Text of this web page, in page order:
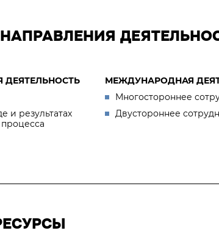
ДЕЯТЕЛЬНОСТЬ
и результатах
МЕЖДУНАРОДНАЯ
Многостороннее
Двустороннее